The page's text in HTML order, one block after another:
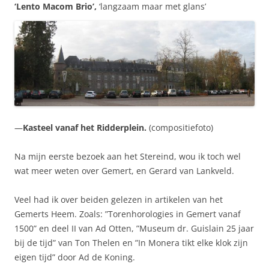
‘Lento Macom Brio’, ‘langzaam maar met glans’
—Kasteel vanaf het Ridderplein. (compositiefoto)
Na mijn eerste bezoek aan het Stereind, wou ik toch wel
wat meer weten over Gemert, en Gerard van Lankveld.
Veel had ik over beiden gelezen in artikelen van het
Gemerts Heem. Zoals: ”Torenhorologies in Gemert vanaf
1500” en deel II van Ad Otten, ”Museum dr. Guislain 25 jaar
bij de tijd” van Ton Thelen en ”In Monera tikt elke klok zijn
eigen tijd” door Ad de Koning.